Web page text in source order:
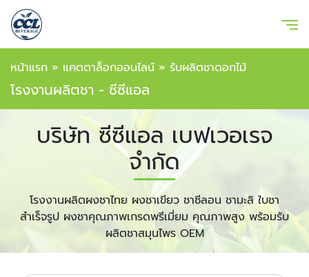
หน้าแรก » แคตตาล็อกออนไลน์ » รับผลิตชาดอกไม้
โรงงานผลิตชา - ซีซีแอล
บริษัท ซีซีแอล เบฟเวอเรจ
จำกัด
โรงงานผลิตผงชาไทย ผงชาเขียว ชาซีลอน ชามะลิ ใบชา
สำเร็จรูป ผงชาคุณภาพเกรดพรีเมี่ยม คุณภาพสูง พร้อมรับ
ผลิตชาสมุนไพร OEM